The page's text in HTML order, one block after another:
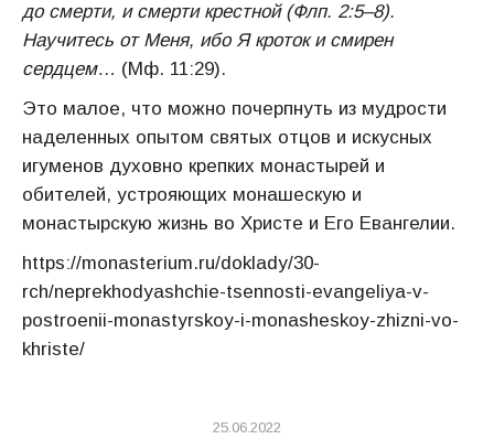
до смерти, и смерти крестной (Флп. 2:5–8).
Научитесь от Меня, ибо Я кроток и смирен
сердцем… (Мф. 11:29).
Это малое, что можно почерпнуть из мудрости
наделенных опытом святых отцов и искусных
игуменов духовно крепких монастырей и
обителей, устрояющих монашескую и
монастырскую жизнь во Христе и Его Евангелии.
https://monasterium.ru/doklady/30-
rch/neprekhodyashchie-tsennosti-evangeliya-v-
postroenii-monastyrskoy-i-monasheskoy-zhizni-vo-
khriste/
25.06.2022